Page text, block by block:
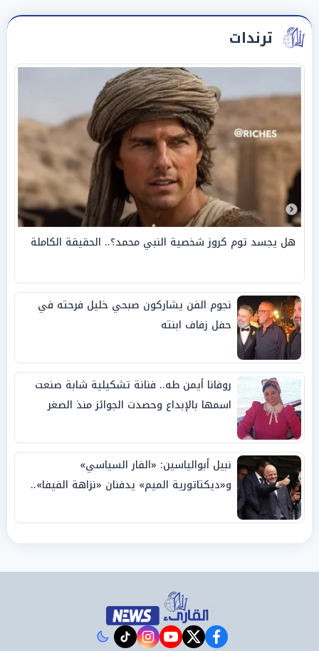
ترندات
هل يجسد توم كروز شخصية النبي محمد؟.. الحقيقة الكاملة
نجوم الفن يشاركون صبحي خليل فرحته في
حفل زفاف ابنته
روفانا أيمن طه.. فنانة تشكيلية شابة صنعت
اسمها بالإبداع وحصدت الجوائز منذ الصغر
نبيل أبوالياسين: «الفار السياسي»
و«ديكتاتورية الميم» يدفنان «نزاهة الفيفا»..
facebook
twitter
youtube
instagram
tiktok